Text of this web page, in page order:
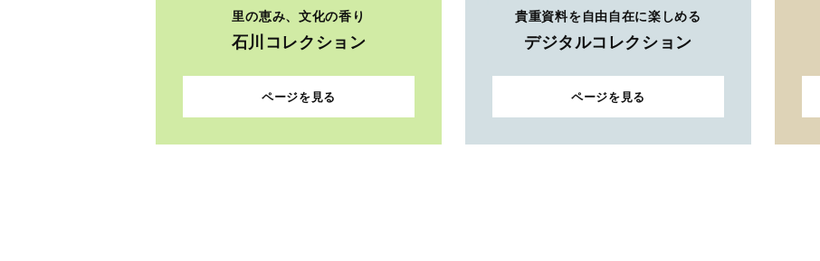
里の恵み、文化の香り
石川コレクション
ページを見る
貴重資料を自由自在に楽しめる
デジタルコレクション
ページを見る